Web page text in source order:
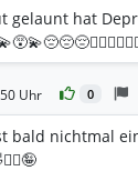
gelaunt hat
Uhr 0
bald nichtmal